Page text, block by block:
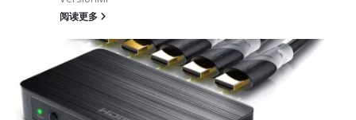
Cable30cm60cmUSB Cable3m4mPackageQFN12-
OTG 2.0 and BC 1.2USB 2.0, OTG 2.0 and BC 1.2Signal SupportHS,
阅读更多